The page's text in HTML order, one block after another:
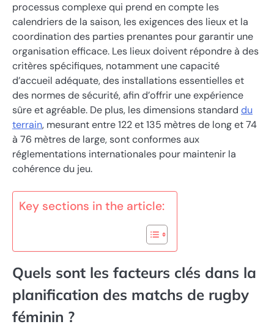
processus complexe qui prend en compte les
calendriers de la saison, les exigences des lieux et la
coordination des parties prenantes pour garantir une
organisation efficace. Les lieux doivent répondre à des
critères spécifiques, notamment une capacité
d’accueil adéquate, des installations essentielles et
des normes de sécurité, afin d’offrir une expérience
sûre et agréable. De plus, les dimensions standard du
terrain, mesurant entre 122 et 135 mètres de long et 74
à 76 mètres de large, sont conformes aux
réglementations internationales pour maintenir la
cohérence du jeu.
Key sections in the article:
Quels sont les facteurs clés dans la
planification des matchs de rugby
féminin ?